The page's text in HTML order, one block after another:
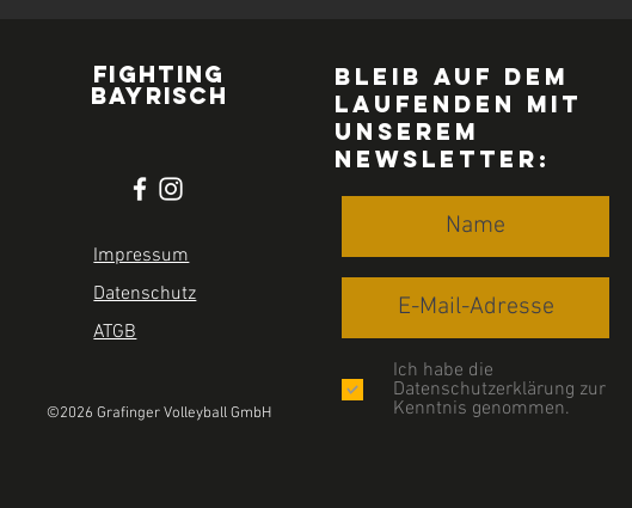
FIGHTING
BAYRISCH
Impressum
Datenschutz
ATGB
©2026 Grafinger Volleyball GmbH
Bleib auf dem
Laufenden mit
UNSEREM
Newsletter :
Ich habe die
Datenschutzerklärung zur
Kenntnis genommen.